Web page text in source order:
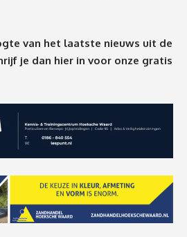
van het laatste nieuws uit de
je dan hier in voor onze gratis